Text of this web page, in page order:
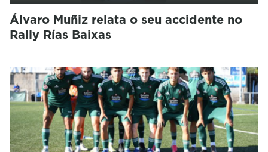
Álvaro Muñiz relata o seu accidente no
Rally Rías Baixas